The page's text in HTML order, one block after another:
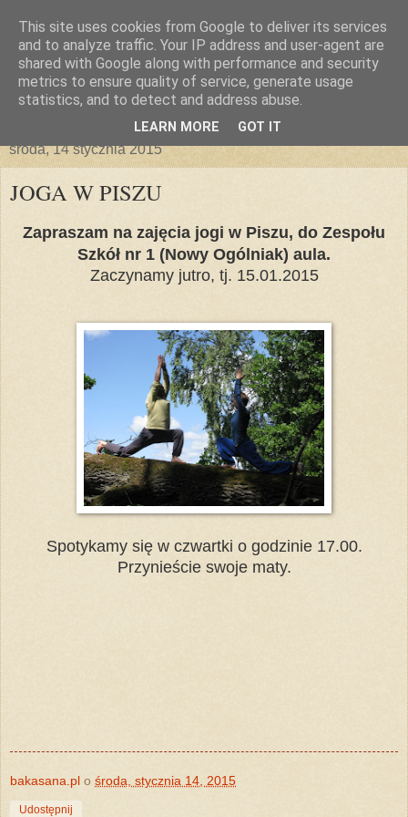
środa, 14 stycznia 2015
JOGA W PISZU
Zapraszam na zajęcia jogi w Piszu, do Zespołu
Szkół nr 1 (Nowy Ogólniak) aula.
Zaczynamy jutro, tj. 15.01.2015
Spotykamy się w czwartki o godzinie 17.00.
Przynieście swoje maty.
bakasana.pl o środa, stycznia 14, 2015
Udostępnij
This site uses cookies from Google to deliver its services
and to analyze traffic. Your IP address and user-agent are
shared with Google along with performance and security
metrics to ensure quality of service, generate usage
statistics, and to detect and address abuse.
LEARN MORE GOT IT